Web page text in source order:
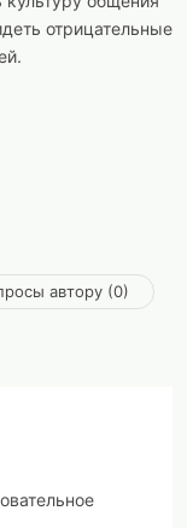
отрицательные
автору (0)